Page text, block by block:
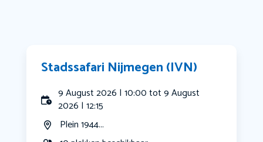
Stadssafari Nijmegen (IVN)
9 August 2026 | 10:00 tot 9 August
2026 | 12:15
Plein 1944...